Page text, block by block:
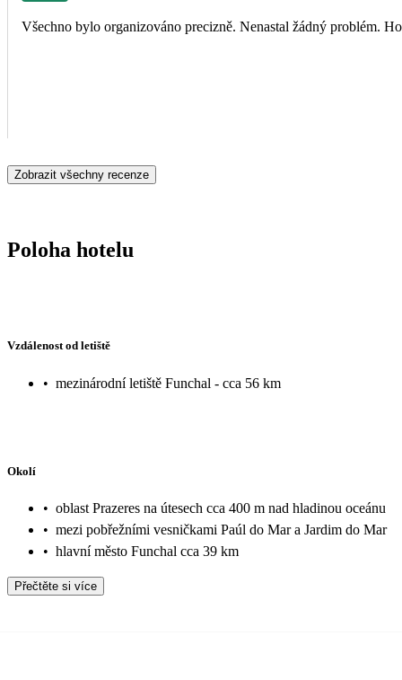
Všechno bylo organizováno precizně. Nenastal žádný problém.
Zobrazit všechny recenze
Poloha hotelu
Vzdálenost od letiště
• mezinárodní letiště Funchal - cca 56 km
Okolí
• oblast Prazeres na útesech cca 400 m nad hladinou oceánu
• mezi pobřežními vesničkami Paúl do Mar a Jardim do Mar
• hlavní město Funchal cca 39 km
Přečtěte si více